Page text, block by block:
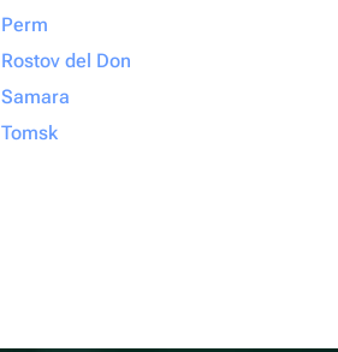
Perm
Rostov del Don
Samara
Tomsk